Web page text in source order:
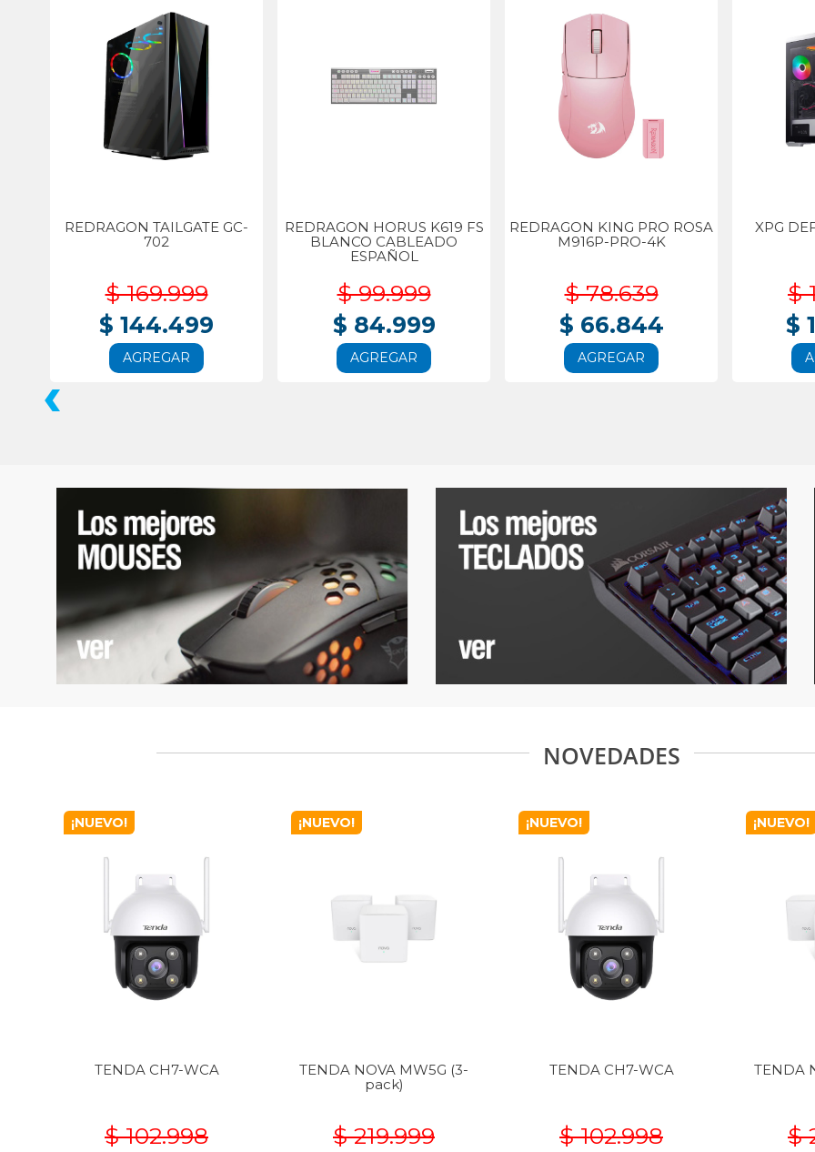
REDRAGON TAILGATE GC-
702
$ 169.999
$ 144.499
AGREGAR
REDRAGON HORUS K619 FS
BLANCO CABLEADO
ESPAÑOL
$ 99.999
$ 84.999
AGREGAR
REDRAGON KING PRO ROSA
M916P-PRO-4K
$ 78.639
$ 66.844
AGREGAR
XPG
$
$
‹
NOVEDADES
¡NUEVO!
TENDA CH7-WCA
$ 102.998
¡NUEVO!
TENDA NOVA MW5G (3-
pack)
$ 219.999
¡NUEVO!
TENDA CH7-WCA
$ 102.998
¡NUEVO!
TENDA
$